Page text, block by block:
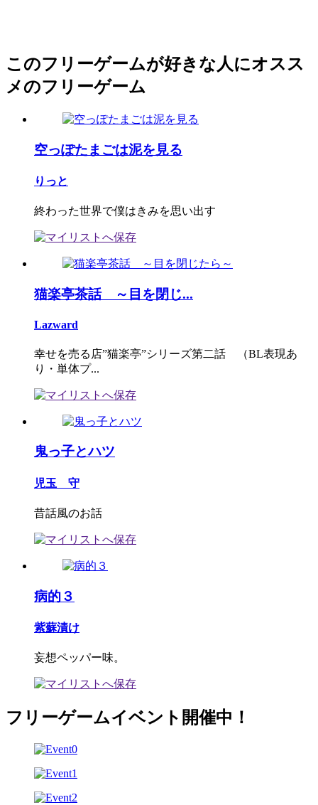
このフリーゲームが好きな人にオスス
メのフリーゲーム
空っぽたまごは泥を見る
りっと
終わった世界で僕はきみを思い出す
猫楽亭茶話 ～目を閉じ...
Lazward
幸せを売る店”猫楽亭”シリーズ第二話 （BL表現あ
り・単体プ...
鬼っ子とハツ
児玉 守
昔話風のお話
病的３
紫蘇漬け
妄想ペッパー味。
フリーゲームイベント開催中！